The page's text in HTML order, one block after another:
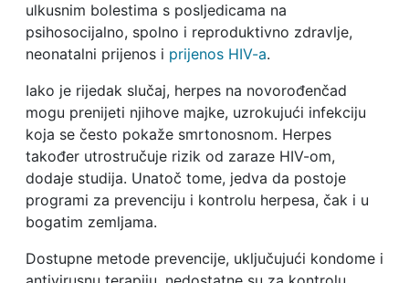
ulkusnim bolestima s posljedicama na
psihosocijalno, spolno i reproduktivno zdravlje,
neonatalni prijenos i prijenos HIV-a.
Iako je rijedak slučaj, herpes na novorođenčad
mogu prenijeti njihove majke, uzrokujući infekciju
koja se često pokaže smrtonosnom. Herpes
također utrostručuje rizik od zaraze HIV-om,
dodaje studija. Unatoč tome, jedva da postoje
programi za prevenciju i kontrolu herpesa, čak i u
bogatim zemljama.
Dostupne metode prevencije, uključujući kondome i